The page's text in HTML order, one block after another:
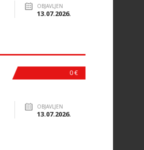
OBJAVLJEN
13.07.2026.
0 €
OBJAVLJEN
13.07.2026.